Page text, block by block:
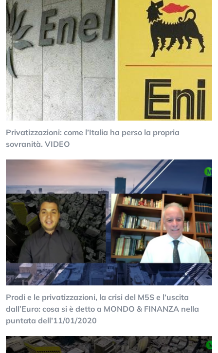
Privatizzazioni: come l’Italia ha perso la propria
sovranità. VIDEO
Prodi e le privatizzazioni, la crisi del M5S e l’uscita
dall’Euro: cosa si è detto a MONDO & FINANZA nella
puntata dell’11/01/2020